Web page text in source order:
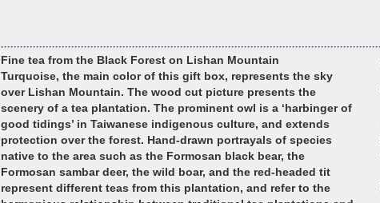
Fine tea from the Black Forest on Lishan Mountain
Turquoise, the main color of this gift box, represents the sky
over Lishan Mountain. The wood cut picture presents the
scenery of a tea plantation. The prominent owl is a ‘harbinger of
good tidings’ in Taiwanese indigenous culture, and extends
protection over the forest. Hand-drawn portrayals of species
native to the area such as the Formosan black bear, the
Formosan sambar deer, the wild boar, and the red-headed tit
represent different teas from this plantation, and refer to the